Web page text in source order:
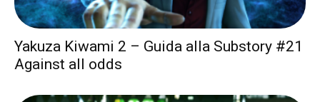
Yakuza Kiwami 2 – Guida alla Substory #21
Against all odds